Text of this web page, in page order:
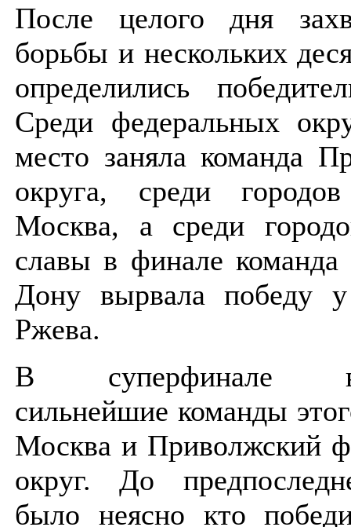
После целого дня
борьбы и нескольких
определились
Среди федеральных
место заняла команда
округа, среди
Москва, а среди
славы в финале команда
Дону вырвала победу
Ржева.
В суперфинале
сильнейшие команды
Москва и Приволжский
округ. До
было неясно кто